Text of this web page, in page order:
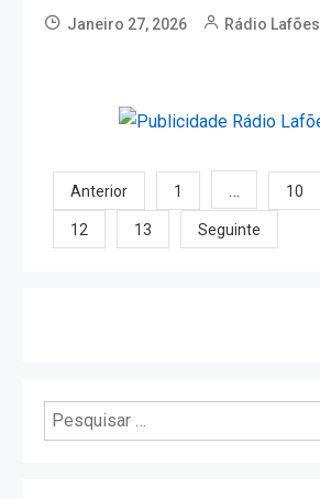
Janeiro 27, 2026 Rádio Lafões
Paginação
dos
Anterior 1 … 10
12 13 Seguinte